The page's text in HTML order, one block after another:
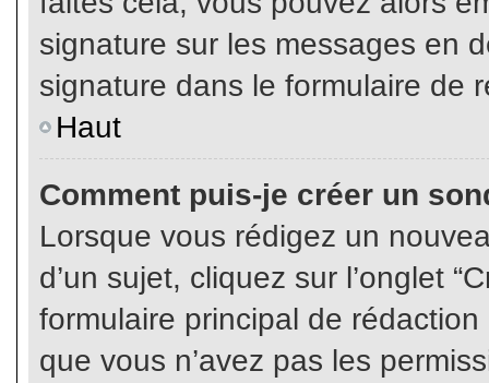
signature sur les messages en
signature dans le formulaire de
Haut
Comment puis-je créer un
Lorsque vous rédigez un
d’un sujet, cliquez sur l’onglet
formulaire principal de
que vous n’avez pas les